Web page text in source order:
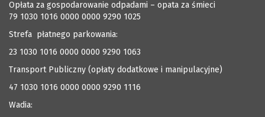
Opłata za gospodarowanie odpadami – opata za śmieci
79 1030 1016 0000 0000 9290 1025
Strefa płatnego parkowania:
23 1030 1016 0000 0000 9290 1063
Transport Publiczny (opłaty dodatkowe i manipulacyjne)
47 1030 1016 0000 0000 9290 1116
Wadia: